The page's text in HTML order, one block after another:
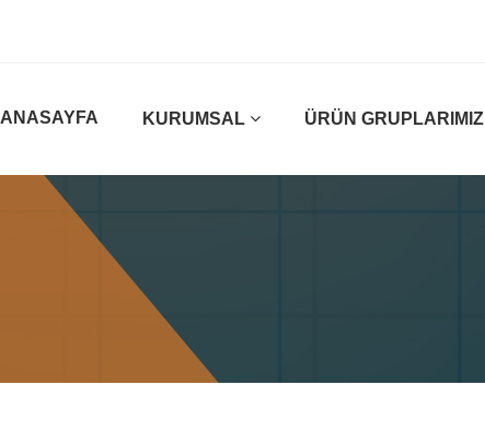
ANASAYFA KURUMSAL ÜRÜN GRUPLARIMIZ